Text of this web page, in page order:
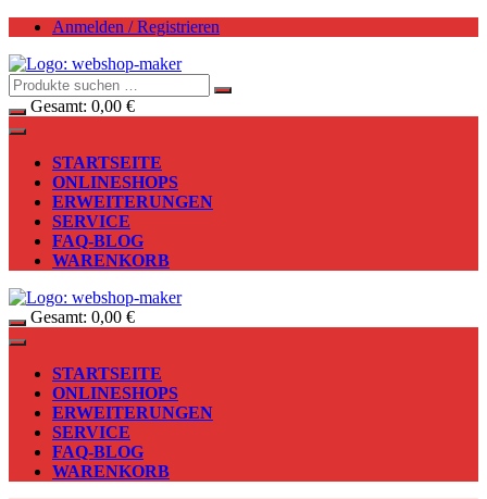
Zum
springen
Anmelden / Registrieren
Gesamt: 0,00 €
STARTSEITE
ONLINESHOPS
ERWEITERUNGEN
SERVICE
FAQ-BLOG
WARENKORB
Gesamt: 0,00 €
STARTSEITE
ONLINESHOPS
ERWEITERUNGEN
SERVICE
FAQ-BLOG
WARENKORB